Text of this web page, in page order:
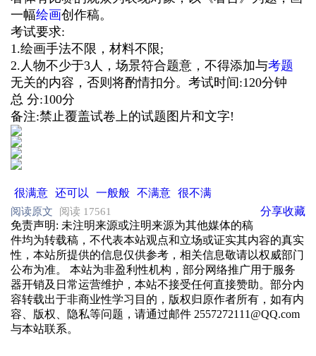
一幅绘画创作稿。
考试要求:
1.绘画手法不限，材料不限;
2.人物不少于3人，场景符合题意，不得添加与考题
无关的内容，否则将酌情扣分。考试时间:120分钟
总 分:100分
备注:禁止覆盖试卷上的试题图片和文字!
很满意 还可以 一般般 不满意 很不满
阅读原文 阅读 17561 收藏
分享
免责声明: 未注明来源或注明来源为其他媒体的稿
件均为转载稿，不代表本站观点和立场或证实其内容的真实
性，本站所提供的信息仅供参考，相关信息敬请以权威部门
公布为准。 本站为非盈利性机构，部分网络推广用于服务
器开销及日常运营维护，本站不接受任何直接赞助。部分内
容转载出于非商业性学习目的，版权归原作者所有，如有内
容、版权、隐私等问题，请通过邮件 2557272111@QQ.com
与本站联系。